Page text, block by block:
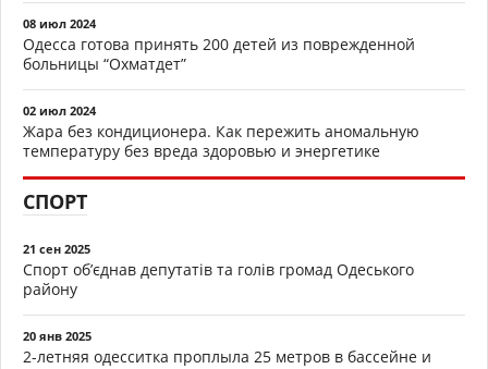
08 июл 2024
Одесса готова принять 200 детей из поврежденной
больницы “Охматдет”
02 июл 2024
Жара без кондиционера. Как пережить аномальную
температуру без вреда здоровью и энергетике
СПОРТ
21 сен 2025
Спорт об’єднав депутатів та голів громад Одеського
району
20 янв 2025
2-летняя одесситка проплыла 25 метров в бассейне и